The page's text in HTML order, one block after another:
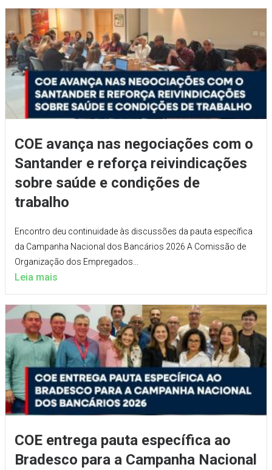
COE avança nas negociações com o
Santander e reforça reivindicações
sobre saúde e condições de
trabalho
Encontro deu continuidade às discussões da pauta específica
da Campanha Nacional dos Bancários 2026 A Comissão de
Organização dos Empregados...
Leia mais
COE entrega pauta específica ao
Bradesco para a Campanha Nacional